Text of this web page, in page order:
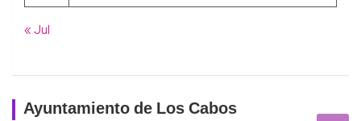
« Jul
Ayuntamiento de Los Cabos